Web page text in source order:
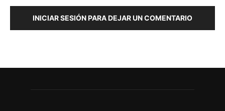
INICIAR SESIÓN PARA DEJAR UN COMENTARIO